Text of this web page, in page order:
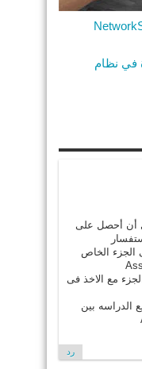
في نظام
أن أحصل على
الجزء الخاص
مع الاخذ فى
الدراسه بين
رد